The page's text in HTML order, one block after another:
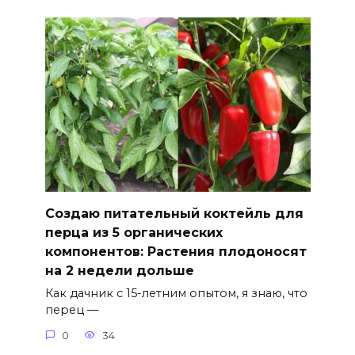
Создаю питательный коктейль для
перца из 5 органических
компонентов: Растения плодоносят
на 2 недели дольше
Как дачник с 15-летним опытом, я знаю, что
перец —
0 34